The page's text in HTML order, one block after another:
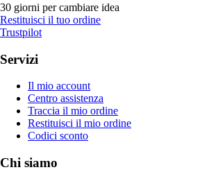
30 giorni per cambiare idea
Restituisci il tuo ordine
Trustpilot
Servizi
Il mio account
Centro assistenza
Traccia il mio ordine
Restituisci il mio ordine
Codici sconto
Chi siamo